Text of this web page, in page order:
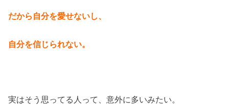
だから自分を愛せないし、
自分を信じられない。
実はそう思ってる人って、意外に多いみたい。